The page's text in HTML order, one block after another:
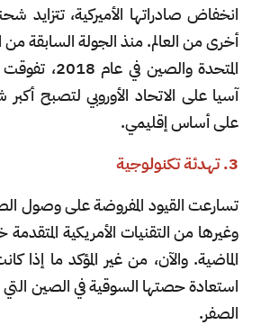
انخفاض صادراتها الأميركية، تتزايد
أخرى من العالم. منذ الجولة السابقة من
المتحدة
آسيا على الاتحاد الأوروبي لتصبح
على أساس إقليمي.
3. تهدئة تكنولوجية
تسارعت القيود المفروضة على وصول
وغيرها من التقنيات الأمريكية
الماضية. والآن، من غير المؤكد ما إذا
استعادة حصتها السوقية في الصين
الصفر.